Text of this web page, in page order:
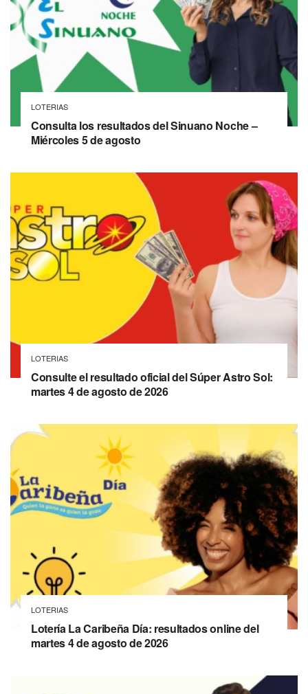
LOTERIAS
Consulta los resultados del Sinuano Noche –
Miércoles 5 de agosto
LOTERIAS
Consulte el resultado oficial del Súper Astro Sol:
martes 4 de agosto de 2026
LOTERIAS
Lotería La Caribeña Día: resultados online del
martes 4 de agosto de 2026